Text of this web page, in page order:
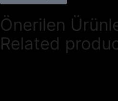
Önerilen
Related